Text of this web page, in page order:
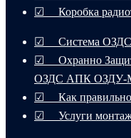
☑ Коробка
☑ Система ОЗДС
☑ Охранно
ОЗДС АПК
☑ Как правильно
☑ Услуги